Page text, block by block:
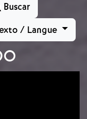
Buscar
/ Langue